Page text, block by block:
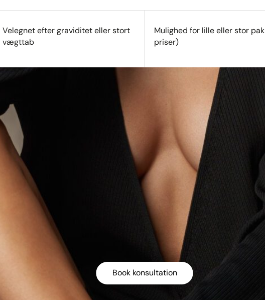
Velegnet efter graviditet eller stort
vægttab
Mulighed for lille eller stor
priser)
Book konsultation